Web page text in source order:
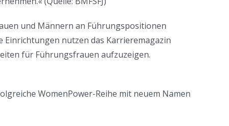
und Männern an Führungspositionen
Einrichtungen nutzen das Karrieremagazin
für Führungsfrauen aufzuzeigen.
WomenPower-Reihe mit neuem Namen